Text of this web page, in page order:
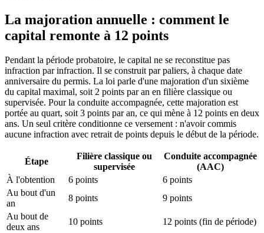
La majoration annuelle : comment le
capital remonte à 12 points
Pendant la période probatoire, le capital ne se reconstitue pas
infraction par infraction. Il se construit par paliers, à chaque date
anniversaire du permis. La loi parle d'une majoration d'un sixième
du capital maximal, soit 2 points par an en filière classique ou
supervisée. Pour la conduite accompagnée, cette majoration est
portée au quart, soit 3 points par an, ce qui mène à 12 points en deux
ans. Un seul critère conditionne ce versement : n'avoir commis
aucune infraction avec retrait de points depuis le début de la période.
Étape
Filière classique ou
supervisée
Conduite accompagnée
(AAC)
À l'obtention
6 points
6 points
Au bout d'un
an
8 points
9 points
Au bout de
deux ans
10 points
12 points (fin de période)